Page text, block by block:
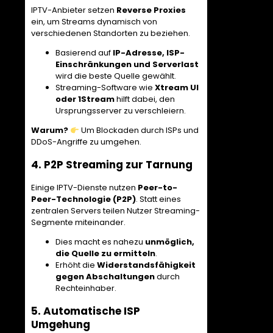
IPTV-Anbieter setzen Reverse Proxies
ein, um Streams dynamisch von
verschiedenen Standorten zu beziehen.
Basierend auf IP-Adresse, ISP-
Einschränkungen und Serverlast
wird die beste Quelle gewählt.
Streaming-Software wie Xtream UI
oder 1Streamhilft dabei, den
Ursprungsserver zu verschleiern.
Warum?
Um Blockaden durch ISPs und
DDoS-Angriffe zu umgehen.
4. P2P Streaming zur Tarnung
Einige IPTV-Dienste nutzen Peer-to-
Peer-Technologie (P2P). Statt eines
zentralen Servers teilen Nutzer Streaming-
Segmente miteinander.
Dies macht es nahezu unmöglich,
die Quelle zu ermitteln.
Erhöht die Widerstandsfähigkeit
gegen Abschaltungendurch
Rechteinhaber.
5. Automatische ISP
Umgehung